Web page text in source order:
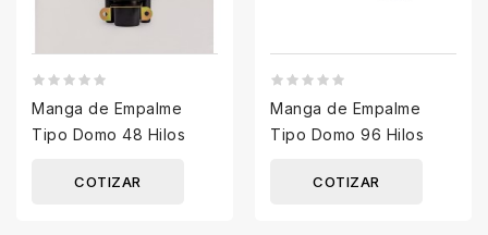
Manga de Empalme
Tipo Domo 48 Hilos
COTIZAR
Manga de Empalme
Tipo Domo 96 Hilos
COTIZAR